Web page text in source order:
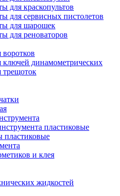
для краскопультов
для сервисных пистолетов
для шарошек
для реноваторов
ключей динамометрических
трещоток
пластиковые
пластиковые
и клея
жидкостей